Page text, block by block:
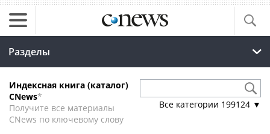
Разделы
Индексная книга (каталог)
CNews*
Получите все материалы
CNews по ключевому слову
Все категории 199124 ▼